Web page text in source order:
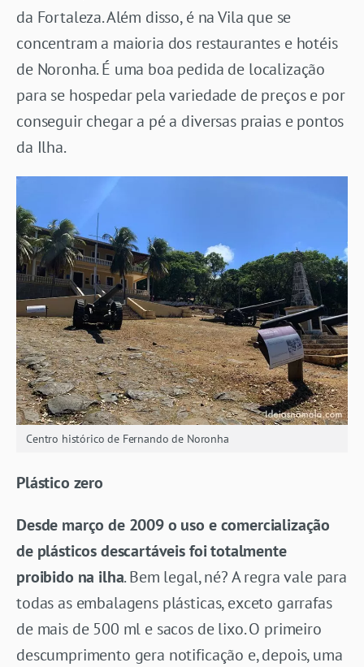
da Fortaleza. Além disso, é na Vila que se
concentram a maioria dos restaurantes e hotéis
de Noronha. É uma boa pedida de localização
para se hospedar pela variedade de preços e por
conseguir chegar a pé a diversas praias e pontos
da Ilha.
Centro histórico de Fernando de Noronha
Plástico zero
Desde março de 2009 o uso e comercialização
de plásticos descartáveis foi totalmente
proibido na ilha. Bem legal, né? A regra vale para
todas as embalagens plásticas, exceto garrafas
de mais de 500 ml e sacos de lixo. O primeiro
descumprimento gera notificação e, depois, uma